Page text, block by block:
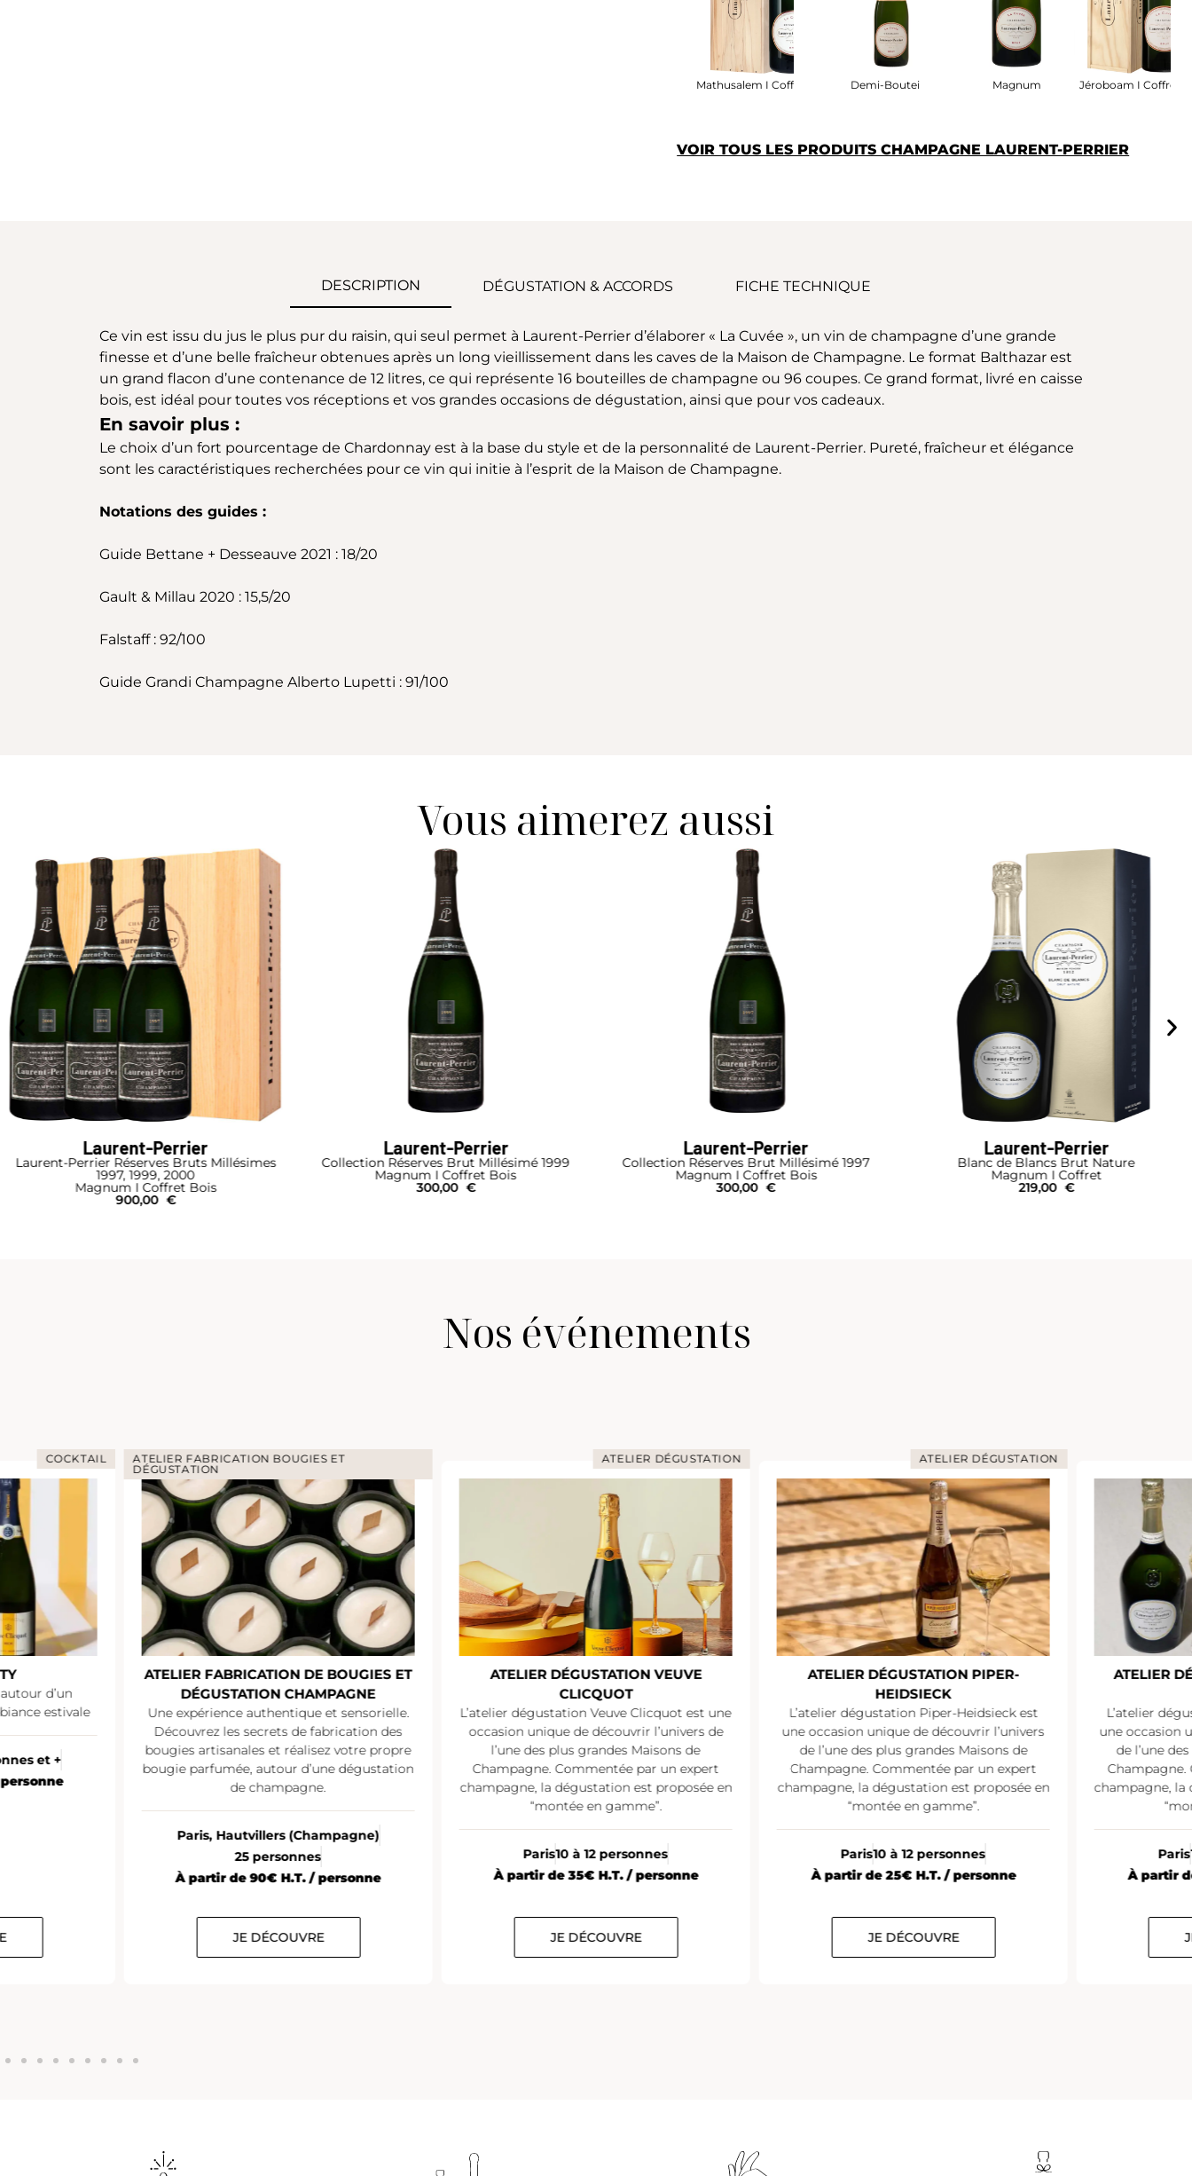
Mathusalem I Coffret Bois Demi-Bouteille Magnum Jéroboam I Coffret
VOIR TOUS LES PRODUITS CHAMPAGNE LAURENT-PERRIER
DESCRIPTION DÉGUSTATION & ACCORDS FICHE TECHNIQUE
Ce vin est issu du jus le plus pur du raisin, qui seul permet à Laurent-Perrier d’élaborer « La Cuvée », un vin de champagne d’une grande
finesse et d’une belle fraîcheur obtenues après un long vieillissement dans les caves de la Maison de Champagne. Le format Balthazar est
un grand flacon d’une contenance de 12 litres, ce qui représente 16 bouteilles de champagne ou 96 coupes. Ce grand format, livré en caisse
bois, est idéal pour toutes vos réceptions et vos grandes occasions de dégustation, ainsi que pour vos cadeaux.
En savoir plus :
Le choix d’un fort pourcentage de Chardonnay est à la base du style et de la personnalité de Laurent-Perrier. Pureté, fraîcheur et élégance
sont les caractéristiques recherchées pour ce vin qui initie à l’esprit de la Maison de Champagne.
Notations des guides :
Guide Bettane + Desseauve 2021 : 18/20
Gault & Millau 2020 : 15,5/20
Falstaff : 92/100
Guide Grandi Champagne Alberto Lupetti : 91/100
Vous aimerez aussi
Laurent-Perrier
Laurent-Perrier Réserves Bruts Millésimes
1997, 1999, 2000
Magnum I Coffret Bois
900,00 €
Laurent-Perrier
Collection Réserves Brut Millésimé 1999
Magnum I Coffret Bois
300,00 €
Laurent-Perrier
Collection Réserves Brut Millésimé 1997
Magnum I Coffret Bois
300,00 €
Laurent-Perrier
Blanc de Blancs Brut Nature
Magnum I Coffret
219,00 €
Nos événements
COCKTAIL
d’un
estivale
et +
ATELIER FABRICATION BOUGIES ET
DÉGUSTATION
ATELIER FABRICATION DE BOUGIES ET
DÉGUSTATION CHAMPAGNE
Une expérience authentique et sensorielle.
Découvrez les secrets de fabrication des
bougies artisanales et réalisez votre propre
bougie parfumée, autour d’une dégustation
de champagne.
Paris, Hautvillers (Champagne)
25 personnes
À partir de 90€ H.T. / personne
JE DÉCOUVRE
ATELIER DÉGUSTATION
ATELIER DÉGUSTATION VEUVE
CLICQUOT
L’atelier dégustation Veuve Clicquot est une
occasion unique de découvrir l’univers de
l’une des plus grandes Maisons de
Champagne. Commentée par un expert
champagne, la dégustation est proposée en
“montée en gamme”.
Paris10 à 12 personnes
À partir de 35€ H.T. / personne
JE DÉCOUVRE
ATELIER DÉGUSTATION
ATELIER DÉGUSTATION PIPER-
HEIDSIECK
L’atelier dégustation Piper-Heidsieck est
une occasion unique de découvrir l’univers
de l’une des plus grandes Maisons de
Champagne. Commentée par un expert
champagne, la dégustation est proposée en
“montée en gamme”.
Paris10 à 12 personnes
À partir de 25€ H.T. / personne
JE DÉCOUVRE
ATELIER
L’atelier
une occasion
de l’une
champagne, la
Paris
À partir